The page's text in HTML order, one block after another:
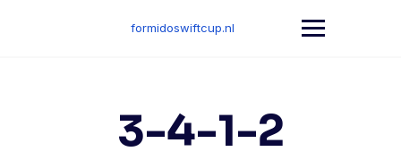
formidoswiftcup.nl
3-4-1-2